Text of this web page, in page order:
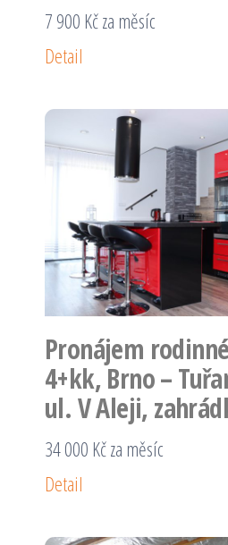
7 900 Kč za měsíc
Detail
Pronájem
4+kk, Brno –
ul. V Aleji,
34 000 Kč za měsíc
Detail